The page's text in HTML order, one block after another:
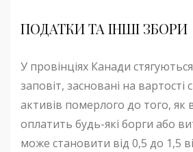
ПОДАТКИ ТА ІНШІ ЗБОРИ
У провінціях Канади
заповіт, засновані на вартості
активів померлого до того, як
оплатить будь-які борги або
може становити від 0,5 до 1,5